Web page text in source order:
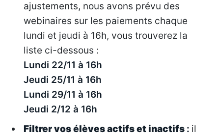
ajustements, nous avons prévu des
webinaires sur les paiements chaque
lundi et jeudi à 16h, vous trouverez la
liste ci-dessous :
Lundi 22/11 à 16h
Jeudi 25/11 à 16h
Lundi 29/11 à 16h
Jeudi 2/12 à 16h
Filtrer vos élèves actifs et inactifs : il